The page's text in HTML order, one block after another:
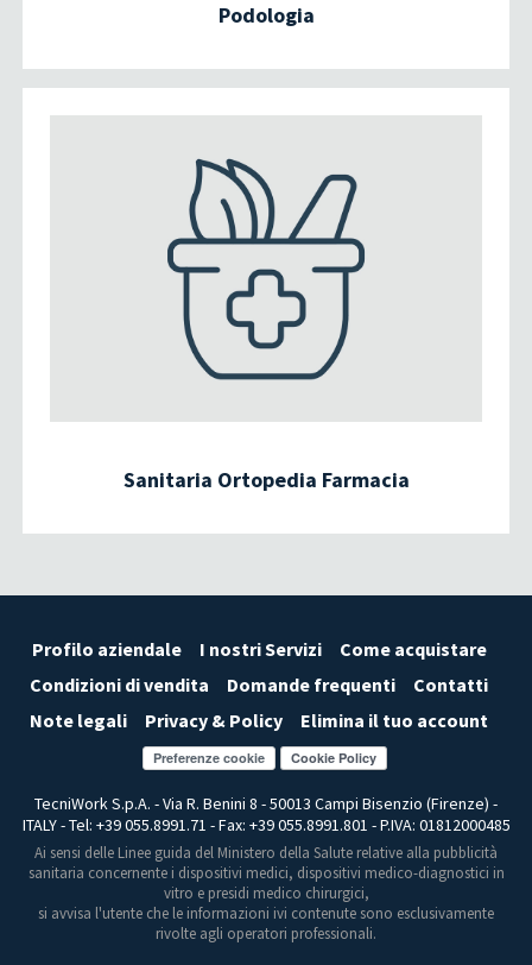
Podologia
Sanitaria Ortopedia Farmacia
Profilo aziendale I nostri Servizi
Come acquistare
Condizioni di vendita
Domande frequenti
Contatti
Note legali
Privacy & Policy Elimina il tuo account
Preferenze cookie
TecniWork S.p.A. - Via R. Benini 8 - 50013 Campi Bisenzio (Firenze) -
ITALY - Tel: +39 055.8991.71 - Fax: +39 055.8991.801 - P.IVA: 01812000485
Ai sensi delle Linee guida del Ministero della Salute relative alla pubblicità
sanitaria concernente i dispositivi medici, dispositivi medico-diagnostici in
vitro e presidi medico chirurgici,
si avvisa l'utente che le informazioni ivi contenute sono esclusivamente
rivolte agli operatori professionali.